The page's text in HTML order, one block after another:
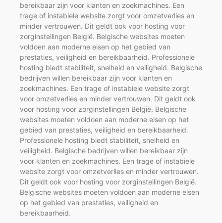
bereikbaar zijn voor klanten en zoekmachines. Een
trage of instabiele website zorgt voor omzetverlies en
minder vertrouwen. Dit geldt ook voor hosting voor
zorginstellingen België. Belgische websites moeten
voldoen aan moderne eisen op het gebied van
prestaties, veiligheid en bereikbaarheid. Professionele
hosting biedt stabiliteit, snelheid en veiligheid. Belgische
bedrijven willen bereikbaar zijn voor klanten en
zoekmachines. Een trage of instabiele website zorgt
voor omzetverlies en minder vertrouwen. Dit geldt ook
voor hosting voor zorginstellingen België. Belgische
websites moeten voldoen aan moderne eisen op het
gebied van prestaties, veiligheid en bereikbaarheid.
Professionele hosting biedt stabiliteit, snelheid en
veiligheid. Belgische bedrijven willen bereikbaar zijn
voor klanten en zoekmachines. Een trage of instabiele
website zorgt voor omzetverlies en minder vertrouwen.
Dit geldt ook voor hosting voor zorginstellingen België.
Belgische websites moeten voldoen aan moderne eisen
op het gebied van prestaties, veiligheid en
bereikbaarheid.